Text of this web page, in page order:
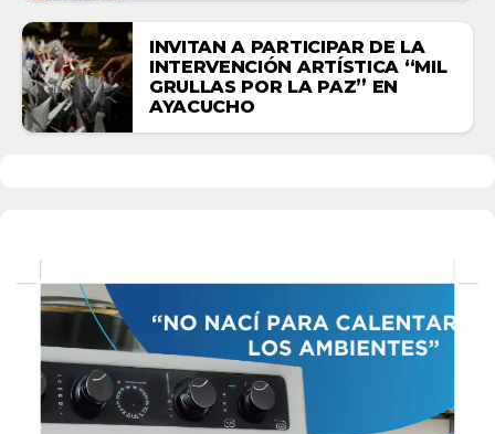
INVITAN A PARTICIPAR DE LA
INTERVENCIÓN ARTÍSTICA “MIL
GRULLAS POR LA PAZ” EN
AYACUCHO